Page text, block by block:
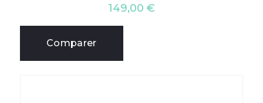
149,00 €
Comparer